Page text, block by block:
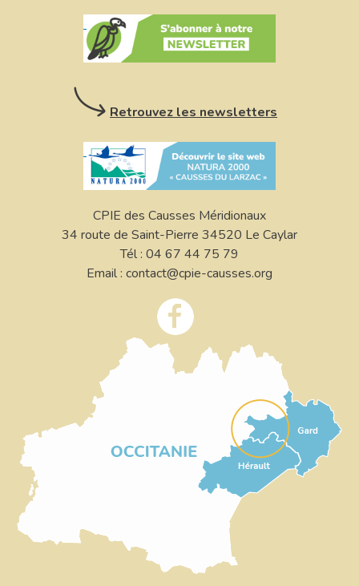
Retrouvez les newsletters
CPIE des Causses Méridionaux
34 route de Saint-Pierre 34520 Le Caylar
Tél : 04 67 44 75 79
Email : contact@cpie-causses.org